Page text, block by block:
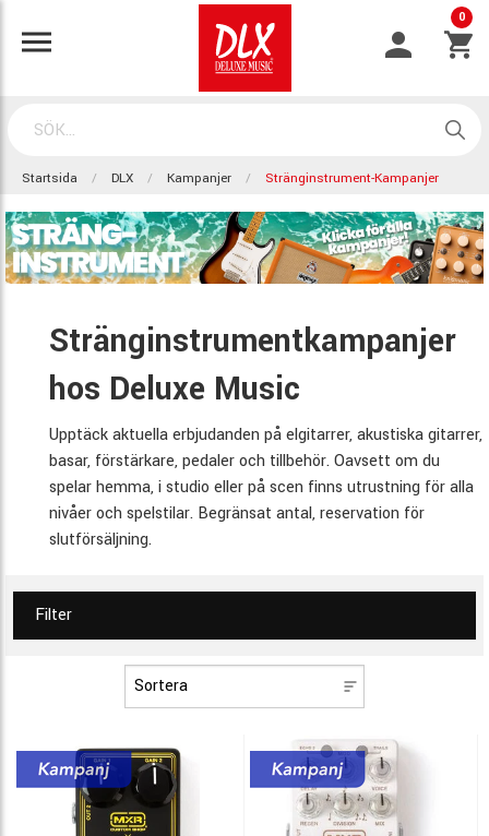
0
Startsida DLX Kampanjer Stränginstrument-Kampanjer
Stränginstrumentkampanjer
hos Deluxe Music
Upptäck aktuella erbjudanden på elgitarrer, akustiska gitarrer,
basar, förstärkare, pedaler och tillbehör. Oavsett om du
spelar hemma, i studio eller på scen finns utrustning för alla
nivåer och spelstilar. Begränsat antal, reservation för
slutförsäljning.
Filter